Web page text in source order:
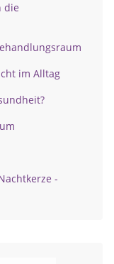
die
im Alltag
-